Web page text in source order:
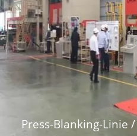
Press-Blanking-Linie